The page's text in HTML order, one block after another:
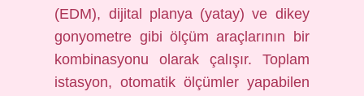
(EDM), dijital planya (yatay) ve dikey
gonyometre gibi ölçüm araçlarının bir
kombinasyonu olarak çalışır. Toplam
istasyon, otomatik ölçümler yapabilen